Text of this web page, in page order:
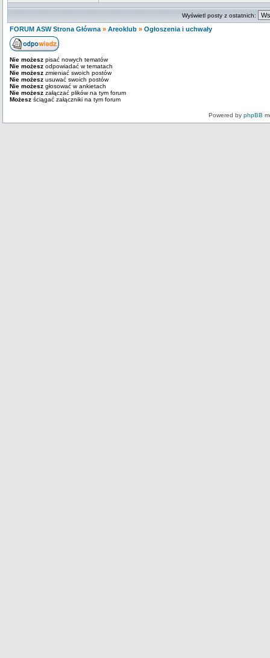
Wyświetl posty z ostatnich:
FORUM ASW Strona Główna » Areoklub » Ogłoszenia i uchwały
Nie możesz pisać nowych tematów
Nie możesz odpowiadać w tematach
Nie możesz zmieniać swoich postów
Nie możesz usuwać swoich postów
Nie możesz głosować w ankietach
Nie możesz załączać plików na tym forum
Możesz ściągać załączniki na tym forum
Powered by phpBB